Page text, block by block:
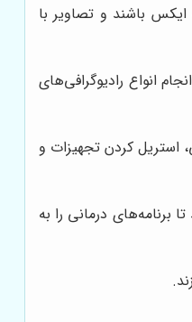
ایکس باشند و تصاویر با
انواع رادیوگرافی‌های
استریل کردن تجهیزات و
برنامه‌های درمانی را به